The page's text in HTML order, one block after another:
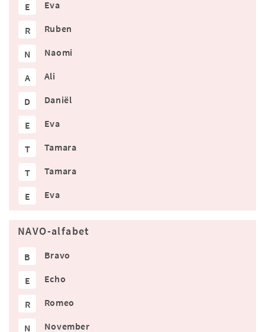
E Eva
R Ruben
N Naomi
A Ali
D Daniël
E Eva
T Tamara
T Tamara
E Eva
NAVO-alfabet
B Bravo
E Echo
R Romeo
N November